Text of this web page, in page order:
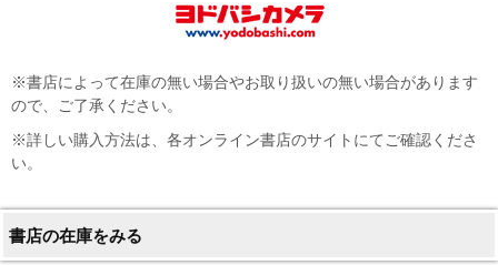
※書店によって在庫の無い場合やお取り扱いの無い場合があります
ので、ご了承ください。
※詳しい購入方法は、各オンライン書店のサイトにてご確認くださ
い。
書店の在庫をみる